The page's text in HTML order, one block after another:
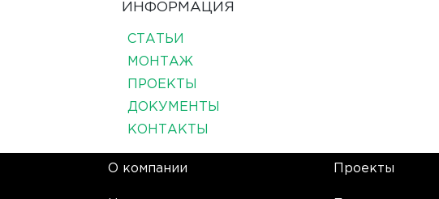
ИНФОРМАЦИЯ
СТАТЬИ
МОНТАЖ
ПРОЕКТЫ
ДОКУМЕНТЫ
КОНТАКТЫ
О компании Проекты